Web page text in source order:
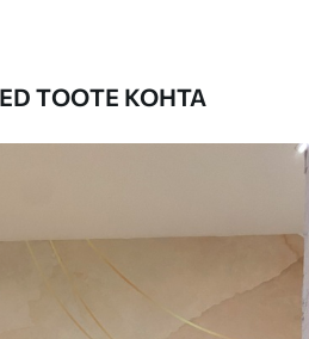
rakendus
TOOTE KOHTA